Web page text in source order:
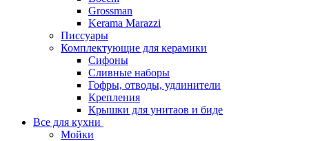
Grossman
Kerama Marazzi
Писсуары
Комплектующие для керамики
Сифоны
Сливные наборы
Гофры, отводы, удлинители
Крепления
Крышки для унитаов и биде
Все для кухни
Мойки